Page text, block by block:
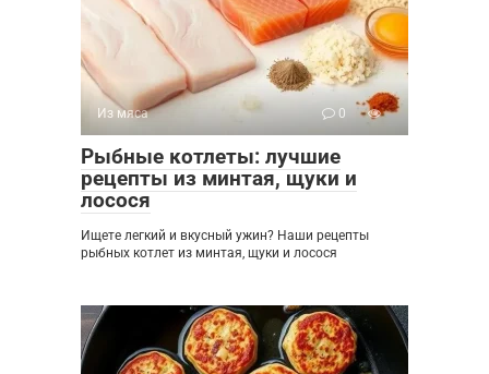
Из мяса 0
Рыбные котлеты: лучшие
рецепты из минтая, щуки и
лосося
Ищете легкий и вкусный ужин? Наши рецепты
рыбных котлет из минтая, щуки и лосося